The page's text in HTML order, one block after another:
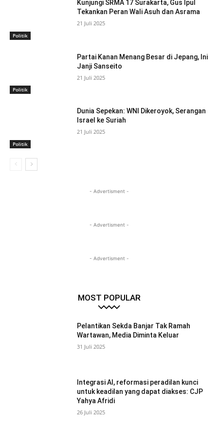
Politik
Kunjungi SRMA 17 Surakarta, Gus Ipul
Tekankan Peran Wali Asuh dan Asrama
21 Juli 2025
Politik
Partai Kanan Menang Besar di Jepang, Ini
Janji Sanseito
21 Juli 2025
Politik
Dunia Sepekan: WNI Dikeroyok, Serangan
Israel ke Suriah
21 Juli 2025
- Advertisment -
- Advertisment -
- Advertisment -
MOST POPULAR
Pelantikan Sekda Banjar Tak Ramah
Wartawan, Media Diminta Keluar
31 Juli 2025
Integrasi AI, reformasi peradilan kunci
untuk keadilan yang dapat diakses: CJP
Yahya Afridi
26 Juli 2025